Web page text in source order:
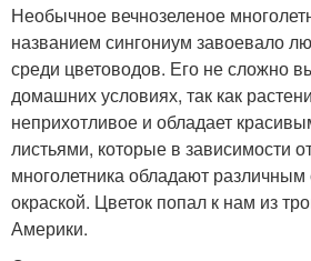
Необычное вечнозеленое
названием сингониум завоевало
среди цветоводов. Его не сложно
домашних условиях, так как
неприхотливое и обладает
листьями, которые в зависимости
многолетника обладают
окраской. Цветок попал к нам из
Америки.